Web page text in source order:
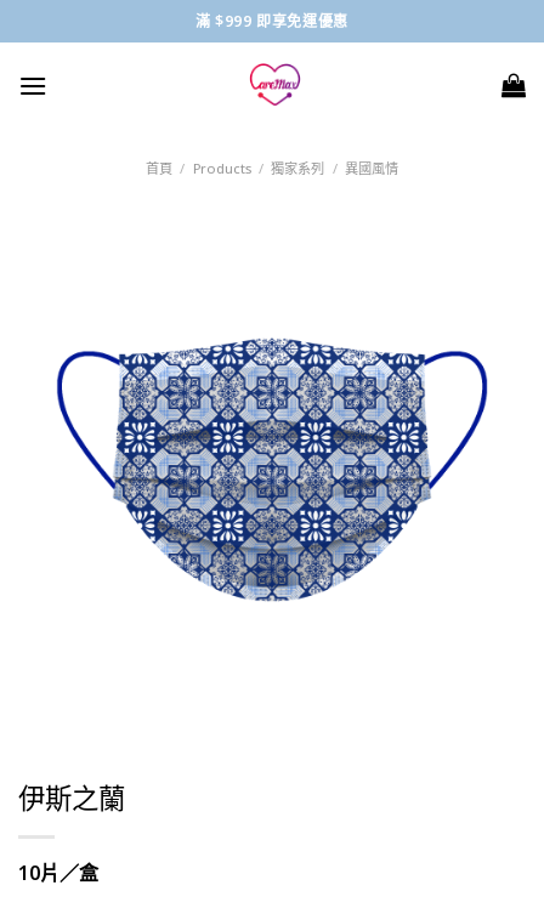
to
content
滿 $999 即享免運優惠
首頁 / Products / 獨家系列 / 異國風情
伊斯之蘭
10片／盒